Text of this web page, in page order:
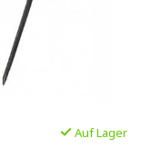
Auf Lager